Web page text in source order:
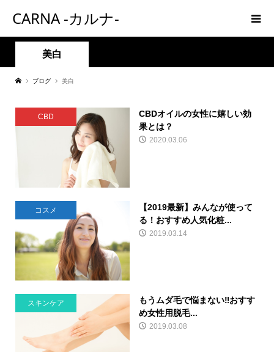
CARNA -カルナ-
美白
ブログ 美白
CBD
CBDオイルの女性に嬉しい効
果とは？
2020.03.06
コスメ
【2019最新】みんなが使って
る！おすすめ人気化粧...
2019.03.14
スキンケア
もうムダ毛で悩まない‼おすす
め女性用脱毛...
2019.03.08